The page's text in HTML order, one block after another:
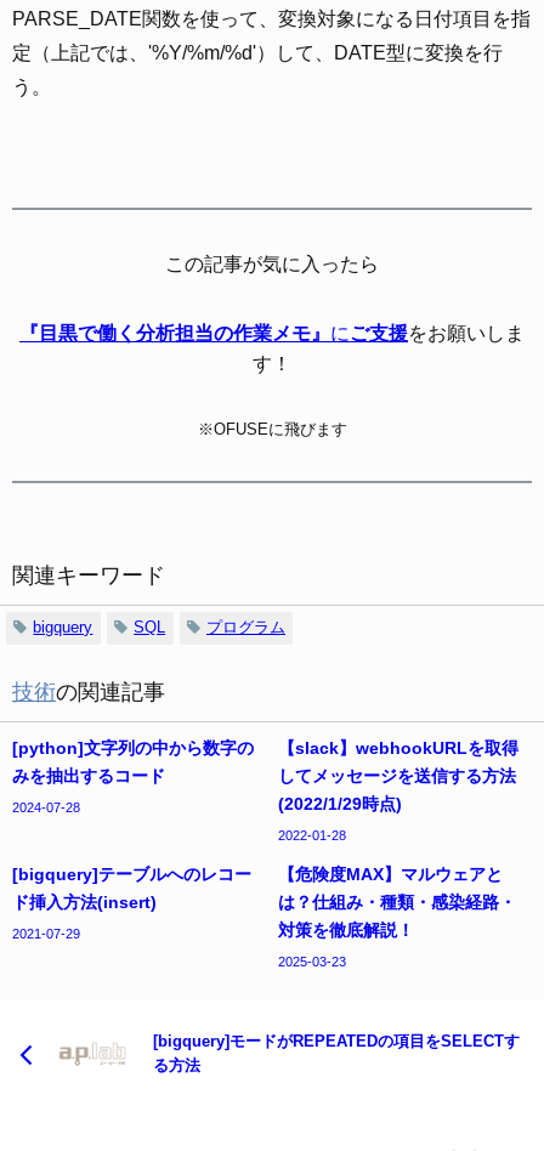
PARSE_DATE関数を使って、変換対象になる日付項目を指
定（上記では、'%Y/%m/%d'）して、DATE型に変換を行
う。
この記事が気に入ったら
『目黒で働く分析担当の作業メモ』 に ご支援をお願いしま
す！
※OFUSEに飛びます
関連キーワード
bigquery SQL プログラム
技術の関連記事
[python]文字列の中から数字の
みを抽出するコード
2024-07-28
【slack】webhookURLを取得
してメッセージを送信する方法
(2022/1/29時点)
2022-01-28
[bigquery]テーブルへのレコー
ド挿入方法(insert)
2021-07-29
【危険度MAX】マルウェアと
は？仕組み・種類・感染経路・
対策を徹底解説！
2025-03-23
[bigquery]モードがREPEATEDの項目をSELECTす
る方法